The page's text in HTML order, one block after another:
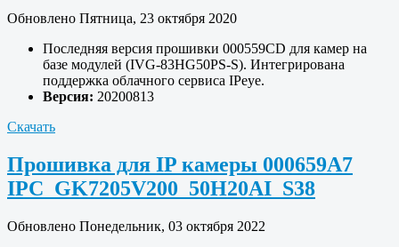
Обновлено Пятница, 23 октября 2020
Последняя версия прошивки 000559CD для камер на
базе модулей (IVG-83HG50PS-S). Интегрирована
поддержка облачного сервиса IPeye.
Версия: 20200813
Скачать
Прошивка для IP камеры 000659A7
IPC_GK7205V200_50H20AI_S38
Обновлено Понедельник, 03 октября 2022